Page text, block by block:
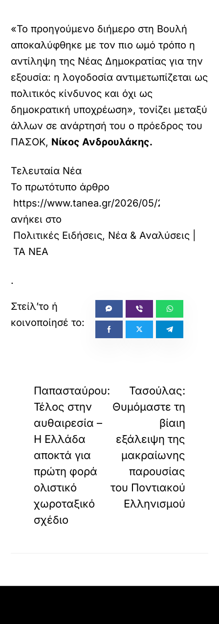
«Το προηγούμενο διήμερο στη Βουλή
αποκαλύφθηκε με τον πιο ωμό τρόπο η
αντίληψη της Νέας Δημοκρατίας για την
εξουσία: η λογοδοσία αντιμετωπίζεται ως
πολιτικός κίνδυνος και όχι ως
δημοκρατική υποχρέωση», τονίζει μεταξύ
άλλων σε ανάρτησή του ο πρόεδρος του
ΠΑΣΟΚ, Νίκος Ανδρουλάκης.
Τελευταία Νέα
Το πρωτότυπο άρθρο
https://www.tanea.gr/2026/05/24/politics/
ανήκει στο
Πολιτικές Ειδήσεις, Νέα & Αναλύσεις |
ΤΑ ΝΕΑ
.
Παπασταύρου:
Τέλος στην
αυθαιρεσία –
Η Ελλάδα
αποκτά για
πρώτη φορά
ολιστικό
χωροταξικό
σχέδιο
Τασούλας:
Θυμόμαστε τη
βίαιη
εξάλειψη της
μακραίωνης
παρουσίας
του Ποντιακού
Ελληνισμού